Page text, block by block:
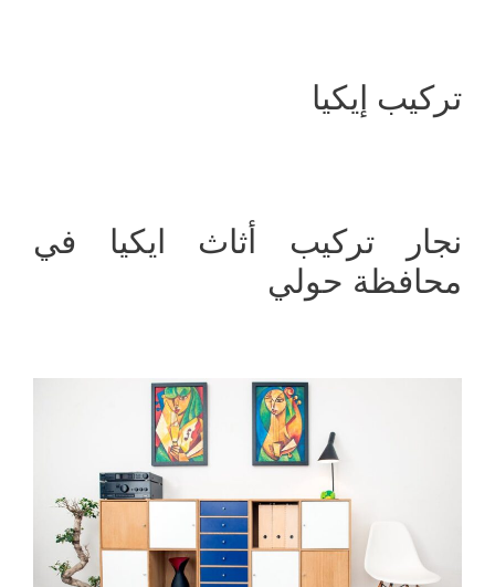
تركيب إيكيا
نجار تركيب أثاث ايكيا في
محافظة حولي